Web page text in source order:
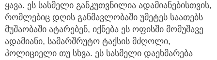
ყავა. ეს სასმელი განკუთვნილია ადამიანებისთვის,
რომლებიც დღის განმავლობაში უმეტეს საათებს
მუშაობაში ატარებენ, იქნება ეს ოფისში მომუშავე
ადამიანი, სამარშრუტო ტაქსის მძღოლი,
პოლიციელი თუ სხვა. ეს სასმელი დაეხმარება